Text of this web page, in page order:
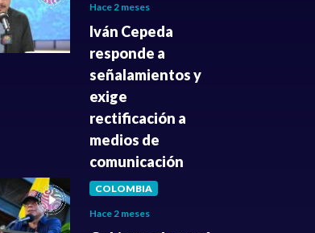
Hace 2 meses
Iván Cepeda
responde a
señalamientos y
exige
rectificación a
medios de
comunicación
COLOMBIA
Hace 2 meses